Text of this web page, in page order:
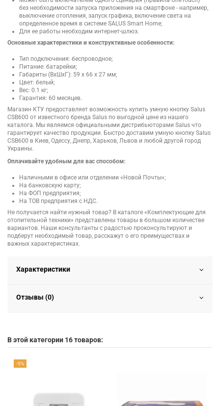
без необходимости запуска приложения на смартфоне - например,
выключение отопления, запуск графика, включение света на
определенное время в системе SALUS Smart Home;
Для ее работы необходим интернет-шлюз.
Основные характеристики и конструктивные особенности:
Тип подключения: беспроводное;
Питание: батарейки;
Габариты (ВхШхГ): 59 х 66 х 27 мм;
Цвет: белый;
Вес: 0.1 кг;
Гарантия: 60 месяцев.
Магазин КТУ предоставляет возможность купить умную кнопку Salus
CSB600 от известного бренда Salus по выгодной цене из нашего
каталога. Мы являемся официальными дистрибьюторами Salus что
гарантирует качество продукции. Быстро доставим умную кнопку Salus
CSB600 в Киев, Одессу, Днепр, Харьков, Львов и любой другой город
Украины.
Оплачивайте удобным для вас способом:
Наличными в офисе или отделении «Новой Почты»;
На банковскую карту;
На ФОП предприятия;
На ТОВ предприятия с НДС.
Не получается найти нужный товар? В каталоге «Комплектующие для
отопительной техники» представлены товары в большом количестве
вариантов. Наши консультанты с радостью проконсультируют и
подберут необходимый товар, расскажут о его преимуществах и
важных характеристиках.
Характеристики
Отзывы (0)
В этой категории 16 товаров:
-5%